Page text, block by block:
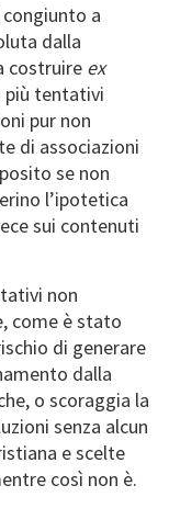
congiunto a
dalla
costruire ex
più tentativi
pur non
di associazioni
se non
l’ipotetica
sui contenuti
non
come è stato
di generare
dalla
o scoraggia la
senza alcun
e scelte
così non è.